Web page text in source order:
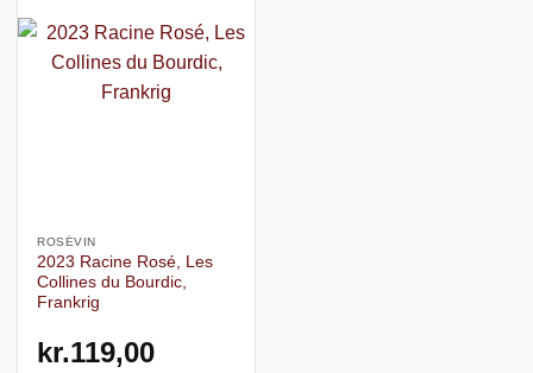
ROSÉVIN
2023 Racine Rosé, Les
Collines du Bourdic,
Frankrig
kr.119,00